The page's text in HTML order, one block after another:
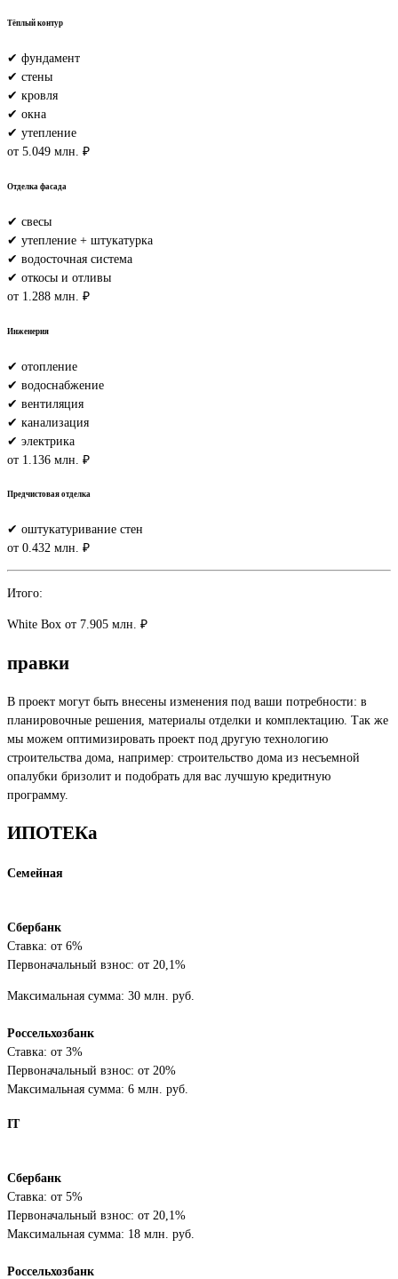
Тёплый контур
✔ фундамент
✔ стены
✔ кровля
✔ окна
✔ утепление
от 5.049 млн. ₽
Отделка фасада
✔ свесы
✔ утепление + штукатурка
✔ водосточная система
✔ откосы и отливы
от 1.288 млн. ₽
Инженерия
✔ отопление
✔ водоснабжение
✔ вентиляция
✔ канализация
✔ электрика
от 1.136 млн. ₽
Предчистовая отделка
✔ оштукатуривание стен
от 0.432 млн. ₽
Итого:
White Box от 7.905 млн. ₽
правки
В проект могут быть внесены изменения под ваши потребности: в
планировочные решения, материалы отделки и комплектацию. Так же
мы можем оптимизировать проект под другую технологию
строительства дома, например: строительство дома из несъемной
опалубки бризолит и подобрать для вас лучшую кредитную
программу.
ИПОТЕКа
Семейная
Сбербанк
Ставка: от 6%
Первоначальный взнос: от 20,1%
Максимальная сумма: 30 млн. руб.
Россельхозбанк
Ставка: от 3%
Первоначальный взнос: от 20%
Максимальная сумма: 6 млн. руб.
IT
Сбербанк
Ставка: от 5%
Первоначальный взнос: от 20,1%
Максимальная сумма: 18 млн. руб.
Россельхозбанк